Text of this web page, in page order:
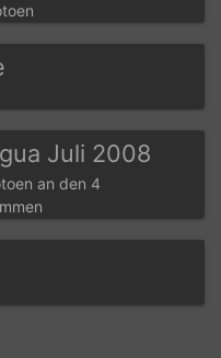
Juli 2008
an den 4